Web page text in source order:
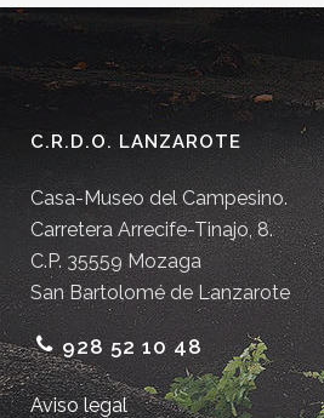
C.R.D.O. LANZAROTE
Casa-Museo del Campesino.
Carretera Arrecife-Tinajo, 8.
C.P. 35559 Mozaga
San Bartolomé de Lanzarote
928 52 10 48
Aviso legal